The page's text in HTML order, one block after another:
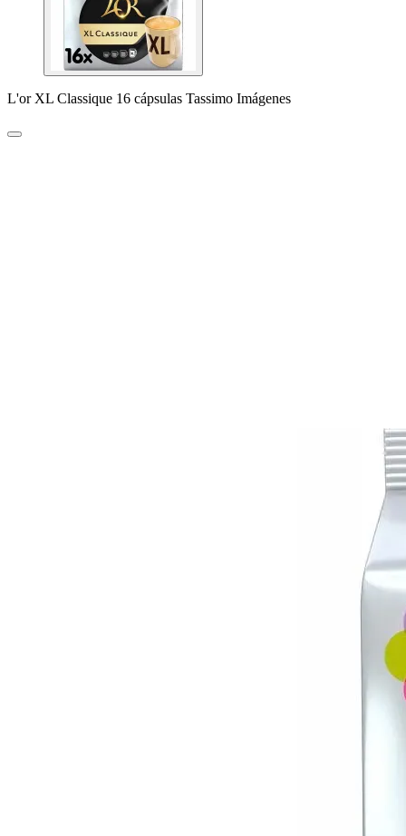
L'or XL Classique 16 cápsulas Tassimo Imágenes